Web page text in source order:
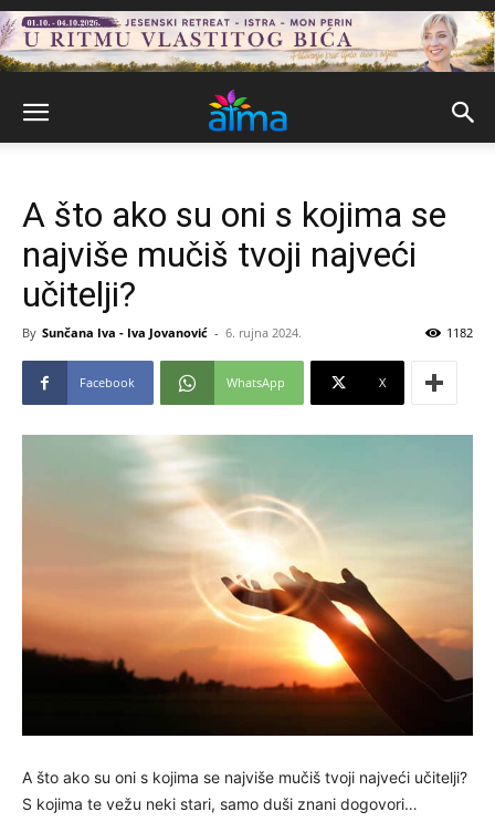
A što ako su oni s kojima se
najviše mučiš tvoji najveći
učitelji?
By Sunčana Iva - Iva Jovanović - 6. rujna 2024. 1182
Facebook WhatsApp X
A što ako su oni s kojima se najviše mučiš tvoji najveći učitelji?
S kojima te vežu neki stari, samo duši znani dogovori…